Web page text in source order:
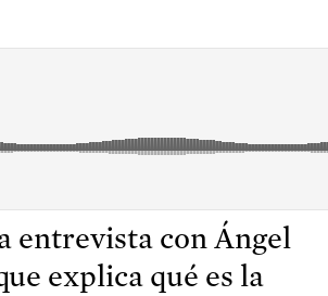
entrevista con Ángel
explica qué es la